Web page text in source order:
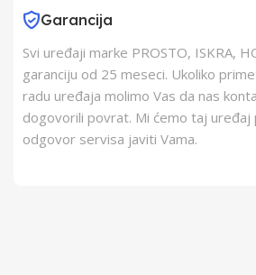
Garancija
Svi uređaji marke PROSTO, ISKRA,
garanciju od 25 meseci. Ukoliko
radu uređaja molimo Vas da nas
dogovorili povrat. Mi ćemo taj uređaj
odgovor servisa javiti Vama.